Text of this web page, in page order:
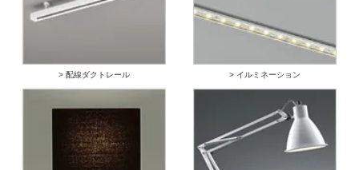
> 配線ダクトレール > イルミネーション